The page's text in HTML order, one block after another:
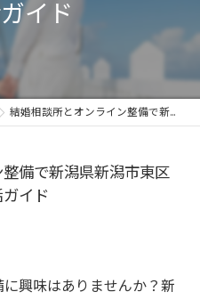
イド
結婚相談所とオンライン整備で新潟県新潟市東区から始める効率的な婚活ガイド
備で新潟県新潟市東区
イド
興味はありませんか？新